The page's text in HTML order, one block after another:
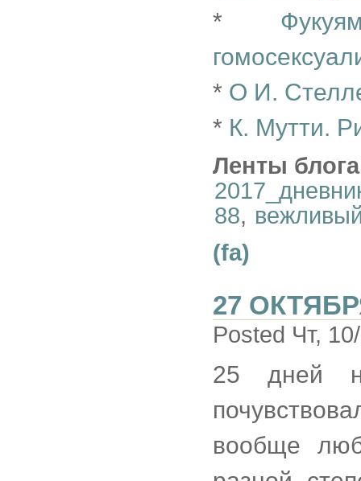
*
* О И.
* К. Мутти.
Ленты
88,
(fa)
27
Posted Чт,
25 дней
вообще